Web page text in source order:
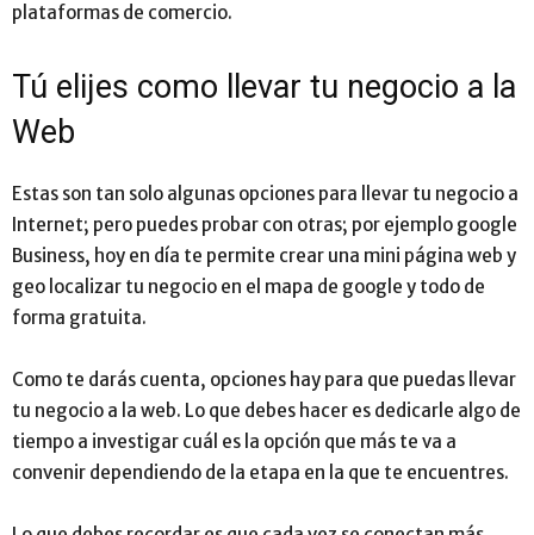
plataformas de comercio.
Tú elijes como llevar tu negocio a la
Web
Estas son tan solo algunas opciones para llevar tu negocio a
Internet; pero puedes probar con otras; por ejemplo google
Business, hoy en día te permite crear una mini página web y
geo localizar tu negocio en el mapa de google y todo de
forma gratuita.
Como te darás cuenta, opciones hay para que puedas llevar
tu negocio a la web. Lo que debes hacer es dedicarle algo de
tiempo a investigar cuál es la opción que más te va a
convenir dependiendo de la etapa en la que te encuentres.